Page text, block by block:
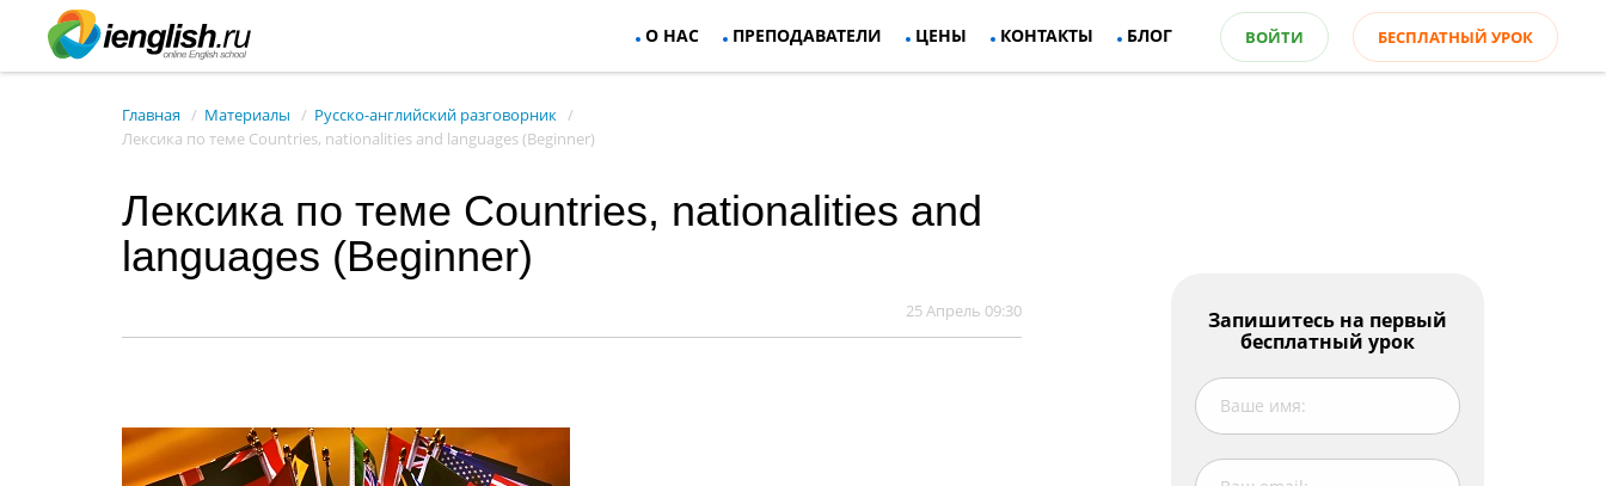
ВОЙТИ БЕСПЛАТНЫЙ УРОК
О НАС ПРЕПОДАВАТЕЛИ ЦЕНЫ КОНТАКТЫ БЛОГ
Главная Материалы
Русско-английский разговорник
Лексика по теме Countries, nationalities and languages (Beginner)
Лексика по теме Countries, nationalities and
languages (Beginner)
25 Апрель 09:30 Оглавление
Guess countries (c) and nationalities (n)!
Activate!
Запишитесь на первый
бесплатный урок